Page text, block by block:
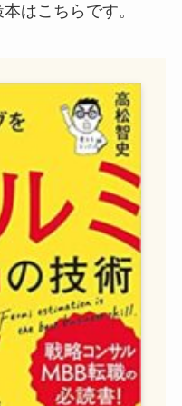
はこちらです。